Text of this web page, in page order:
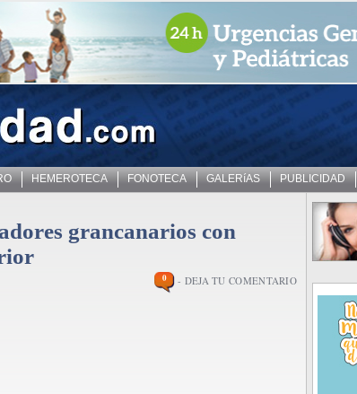
HEMEROTECA FONOTECA GALERíAS PUBLICIDAD
grancanarios con
0 - DEJA TU COMENTARIO